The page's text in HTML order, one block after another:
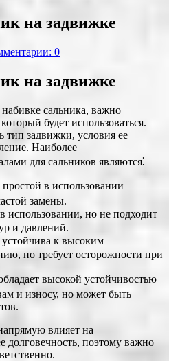
на задвижке
0
на задвижке
сальника, важно
будет использоваться.
тип задвижки, условия ее
Наиболее
для сальников являются⁚
в использовании
замены.
использовании, но не подходит
и давлений.
устойчива к высоким
но требует осторожности при
высокой устойчивостью
и износу, но может быть
влияет на
долговечность, поэтому важно